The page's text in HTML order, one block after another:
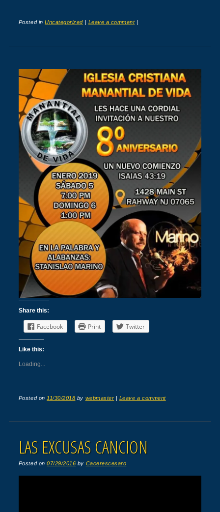
Posted inUncategorized Leave a comment
Share this:
Facebook Print Twitter
Like this:
Loading...
Posted on 11/30/2018 by webmaster | Leave a comment
LAS EXCUSAS CANCION
Posted on07/29/2016 by Cacerescesaro